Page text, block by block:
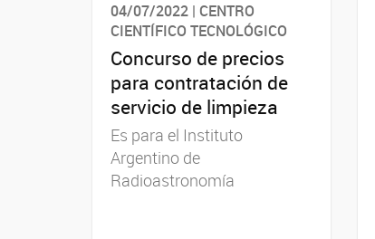
04/07/2022 | CENTRO
CIENTÍFICO TECNOLÓGICO
Concurso de precios
para contratación de
servicio de limpieza
Es para el Instituto
Argentino de
Radioastronomía